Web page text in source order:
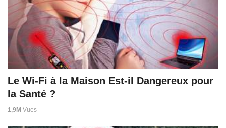
Le Wi-Fi à la Maison Est-il Dangereux pour
la Santé ?
1,9M Vues